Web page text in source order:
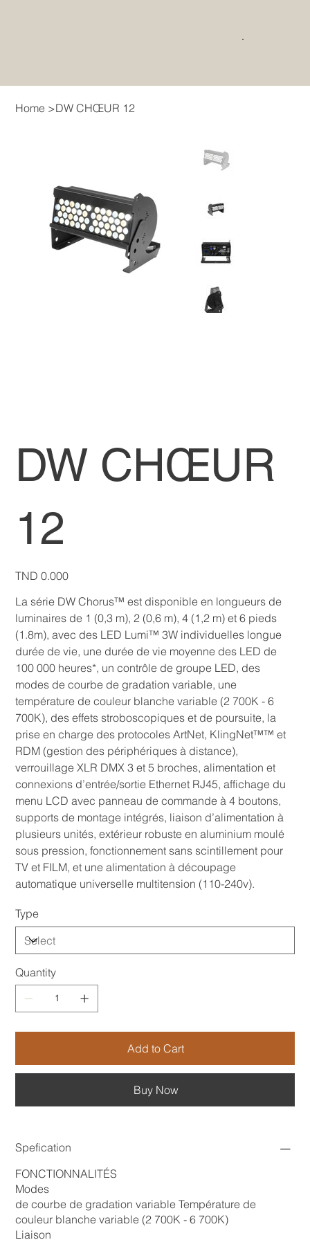
Home >DW CHŒUR 12
DW CHŒUR
12
Price
TND 0.000
La série DW Chorus™ est disponible en longueurs de
luminaires de 1 (0,3 m), 2 (0,6 m), 4 (1,2 m) et 6 pieds
(1.8m), avec des LED Lumi™ 3W individuelles longue
durée de vie, une durée de vie moyenne des LED de
100 000 heures*, un contrôle de groupe LED, des
modes de courbe de gradation variable, une
température de couleur blanche variable (2 700K - 6
700K), des effets stroboscopiques et de poursuite, la
prise en charge des protocoles ArtNet, KlingNet™™ et
RDM (gestion des périphériques à distance),
verrouillage XLR DMX 3 et 5 broches, alimentation et
connexions d’entrée/sortie Ethernet RJ45, affichage du
menu LCD avec panneau de commande à 4 boutons,
supports de montage intégrés, liaison d’alimentation à
plusieurs unités, extérieur robuste en aluminium moulé
sous pression, fonctionnement sans scintillement pour
TV et FILM, et une alimentation à découpage
automatique universelle multitension (110-240v).
Type
Quantity
Add to Cart
Buy Now
Spefication
FONCTIONNALITÉS
Modes
de courbe de gradation variable Température de
couleur blanche variable (2 700K - 6 700K)
Liaison